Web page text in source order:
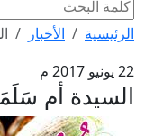
الرئيسية الأخبار
22 يونيو 2017 م
السيدة أم